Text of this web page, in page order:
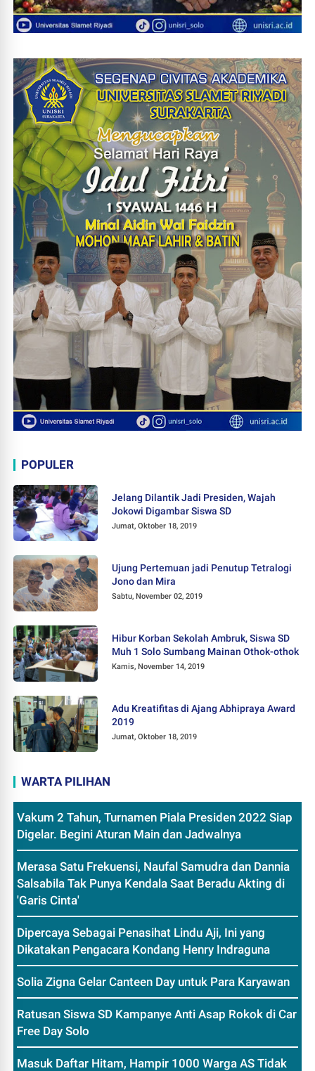
POPULER
Jelang Dilantik Jadi Presiden, Wajah
Jokowi Digambar Siswa SD
Jumat, Oktober 18, 2019
Ujung Pertemuan jadi Penutup Tetralogi
Jono dan Mira
Sabtu, November 02, 2019
Hibur Korban Sekolah Ambruk, Siswa SD
Muh 1 Solo Sumbang Mainan Othok-othok
Kamis, November 14, 2019
Adu Kreatifitas di Ajang Abhipraya Award
2019
Jumat, Oktober 18, 2019
WARTA PILIHAN
Vakum 2 Tahun, Turnamen Piala Presiden 2022 Siap
Digelar. Begini Aturan Main dan Jadwalnya
Merasa Satu Frekuensi, Naufal Samudra dan Dannia
Salsabila Tak Punya Kendala Saat Beradu Akting di
'Garis Cinta'
Dipercaya Sebagai Penasihat Lindu Aji, Ini yang
Dikatakan Pengacara Kondang Henry Indraguna
Solia Zigna Gelar Canteen Day untuk Para Karyawan
Ratusan Siswa SD Kampanye Anti Asap Rokok di Car
Free Day Solo
Masuk Daftar Hitam, Hampir 1000 Warga AS Tidak